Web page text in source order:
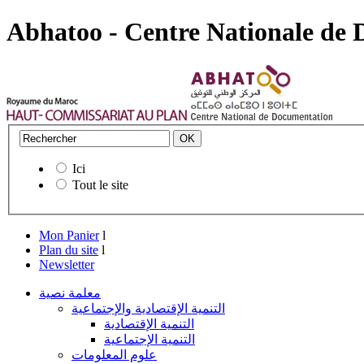
Abhatoo - Centre Nationale de
Ici
Tout le site
Mon Panier l
Plan du site l
Newsletter
معلمة نصية
التنمية الإقتصادية والإجتماعية
التنمية الإقتصادية
التنمية الإجتماعية
علوم المعلومات